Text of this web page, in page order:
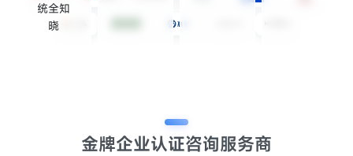
统全知
晓
金牌企业认证咨询服务商